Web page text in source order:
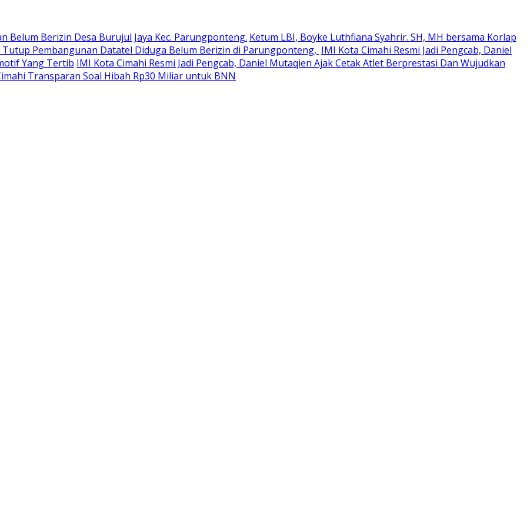
Belum Berizin Desa Burujul Jaya Kec. Parungponteng. Ketum LBI, Boyke Luthfiana Syahrir. SH, MH bersama Korlap
Tutup Pembangunan Datatel Diduga Belum Berizin di Parungponteng, IMI Kota Cimahi Resmi Jadi Pengcab, Daniel
Yang Tertib IMI Kota Cimahi Resmi Jadi Pengcab, Daniel Mutaqien Ajak Cetak Atlet Berprestasi Dan Wujudkan
Transparan Soal Hibah Rp30 Miliar untuk BNN